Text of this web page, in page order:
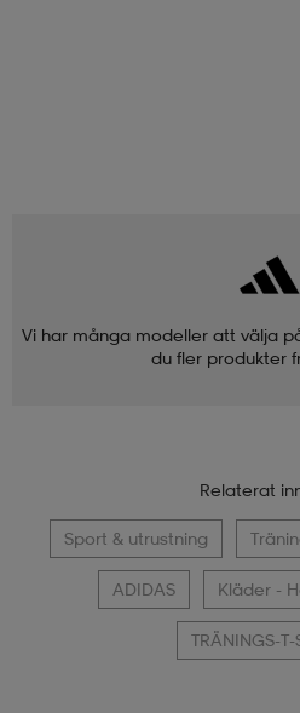
Vi har många modeller att välja
du fler produkter
Relaterat
Sport & utrustning
ADIDAS Kläder -
TRÄNINGS-T-